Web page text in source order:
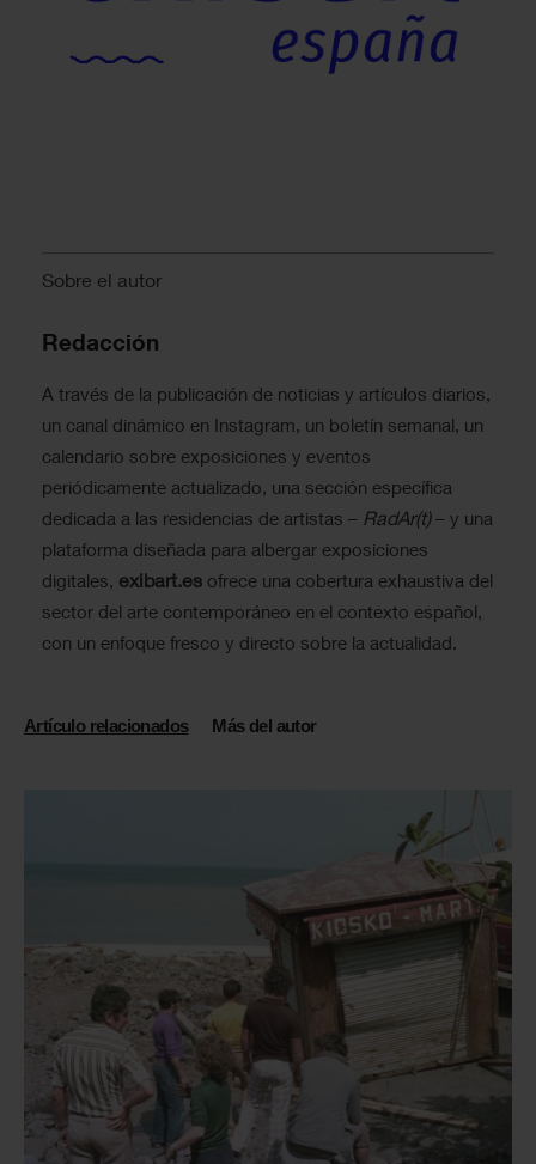
Sobre el autor
Redacción
A través de la publicación de noticias y artículos diarios,
un canal dinámico en Instagram, un boletín semanal, un
calendario sobre exposiciones y eventos
periódicamente actualizado, una sección específica
dedicada a las residencias de artistas – RadAr(t)– y una
plataforma diseñada para albergar exposiciones
digitales, exibart.es ofrece una cobertura exhaustiva del
sector del arte contemporáneo en el contexto español,
con un enfoque fresco y directo sobre la actualidad.
Artículo relacionados Más del autor